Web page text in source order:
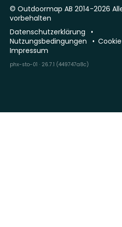
© Outdoormap AB 2014-2026
vorbehalten
Datenschutzerklärung
Nutzungsbedingungen
Impressum
phx-sto-01 · 26.7.1 (449747a8c)